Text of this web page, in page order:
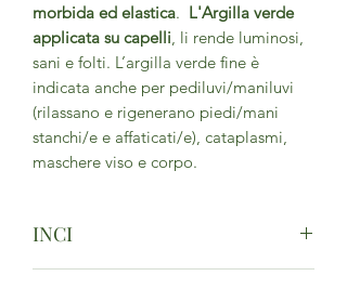
morbida ed elastica. L'Argilla verde
applicata su capelli, li rende luminosi,
sani e folti. L’argilla verde fine è
indicata anche per pediluvi/maniluvi
(rilassano e rigenerano piedi/mani
stanchi/e e affaticati/e), cataplasmi,
maschere viso e corpo.
INCI